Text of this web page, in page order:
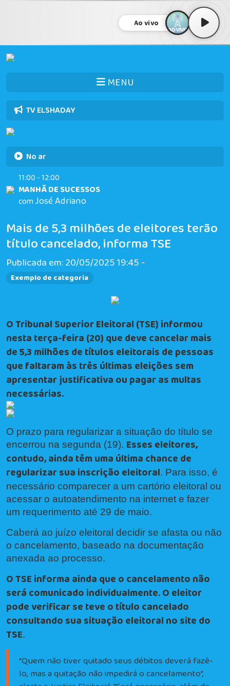
Ao vivo
MENU
TV ELSHADAY
No ar
11:00 - 12:00
MANHÃ DE SUCESSOS
com José Adriano
Mais de 5,3 milhões de eleitores terão
título cancelado, informa TSE
Publicada em: 20/05/2025 19:45 -
Exemplo de categoria
O Tribunal Superior Eleitoral (TSE) informou
nesta terça-feira (20) que deve cancelar mais
de 5,3 milhões de títulos eleitorais de pessoas
que faltaram às três últimas eleições sem
apresentar justificativa ou pagar as multas
necessárias.
O prazo para regularizar a situação do título se
encerrou na segunda (19). Esses eleitores,
contudo, ainda têm uma última chance de
regularizar sua inscrição eleitoral. Para isso, é
necessário comparecer a um cartório eleitoral ou
acessar o autoatendimento na internet e fazer
um requerimento até 29 de maio.
Caberá ao juízo eleitoral decidir se afasta ou não
o cancelamento, baseado na documentação
anexada ao processo.
O TSE informa ainda que o cancelamento não
será comunicado individualmente. O eleitor
pode verificar se teve o título cancelado
consultando sua situação eleitoral no site do
TSE.
“Quem não tiver quitado seus débitos deverá fazê-
lo, mas a quitação não impedirá o cancelamento”,